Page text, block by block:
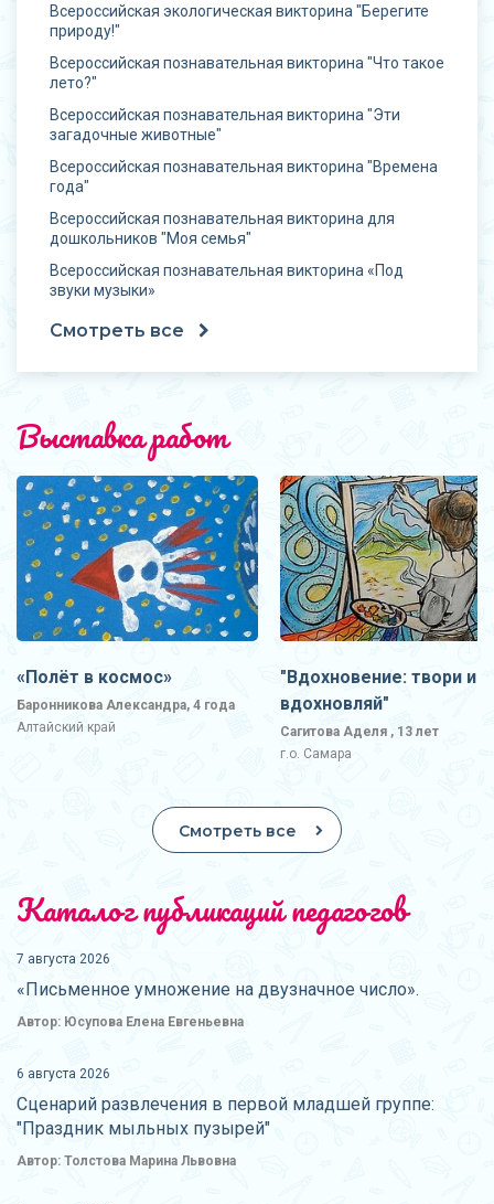
Всероссийская экологическая викторина "Берегите
природу!"
Всероссийская познавательная викторина "Что такое
лето?"
Всероссийская познавательная викторина "Эти
загадочные животные"
Всероссийская познавательная викторина "Времена
года"
Всероссийская познавательная викторина для
дошкольников "Моя семья"
Всероссийская познавательная викторина «Под
звуки музыки»
Смотреть все
Выставка работ
«Полёт в космос»
Баронникова Александра, 4 года
Алтайский край
"Вдохновение: твори и
вдохновляй"
Сагитова Аделя , 13 лет
г.о. Самара
Смотреть все
Каталог публикаций педагогов
7 августа 2026
«Письменное умножение на двузначное число».
Автор: Юсупова Елена Евгеньевна
6 августа 2026
Сценарий развлечения в первой младшей группе:
"Праздник мыльных пузырей"
Автор: Толстова Марина Львовна